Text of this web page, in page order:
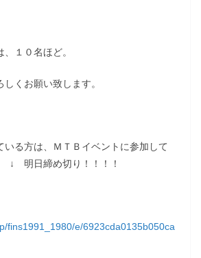
１０名ほど。
くお願い致します。
る方は、ＭＴＢイベントに参加して
↓ 明日締め切り！！！！
fins1991_1980/e/6923cda0135b050ca